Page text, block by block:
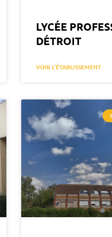
LYCÉE
DÉTROIT
VOIR L'ÉTABLISSEMENT